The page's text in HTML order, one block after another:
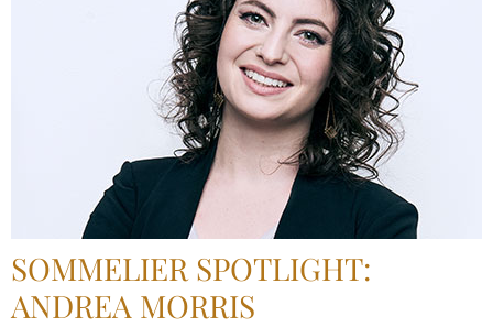
SOMMELIER SPOTLIGHT:
ANDREA MORRIS